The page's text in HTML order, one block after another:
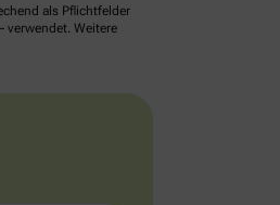
als Pflichtfelder
verwendet. Weitere